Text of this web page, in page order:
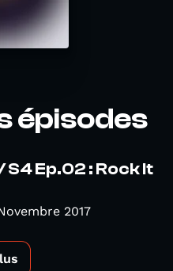
épisodes
S4 Ep.02 : Rock It
2017